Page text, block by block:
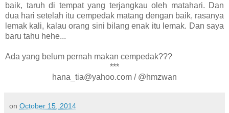
baik, taruh di tempat yang terjangkau oleh matahari. Dan
dua hari setelah itu cempedak matang dengan baik, rasanya
lemak kali, kalau orang sini bilang enak itu lemak. Dan saya
baru tahu hehe...
Ada yang belum pernah makan cempedak???
***
hana_tia@yahoo.com / @hmzwan
on October 15, 2014